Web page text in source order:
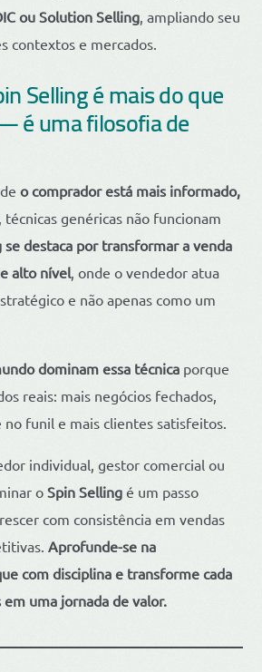
ou Solution Selling, ampliando seu
contextos e mercados.
Selling é mais do que
é uma filosofia de
o comprador está mais informado,
técnicas genéricas não funcionam
se destaca por transformar a venda
alto nível, onde o vendedor atua
e não apenas como um
dominam essa técnica porque
reais: mais negócios fechados,
no funil e mais clientes satisfeitos.
individual, gestor comercial ou
oSpin Selling é um passo
com consistência em vendas
Aprofunde-se na
com disciplina e transforme cada
uma jornada de valor.